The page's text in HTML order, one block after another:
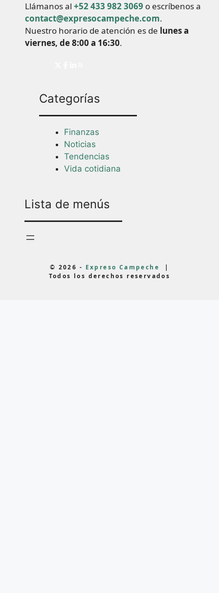
Llámanos al +52 433 982 3069 o escríbenos a
contact@expresocampeche.com.
Nuestro horario de atención es de lunes a
viernes, de 8:00 a 16:30.
Categorías
Finanzas
Noticias
Tendencias
Vida cotidiana
Lista de menús
© 2026 - Expreso Campeche
|
Todos los derechos reservados